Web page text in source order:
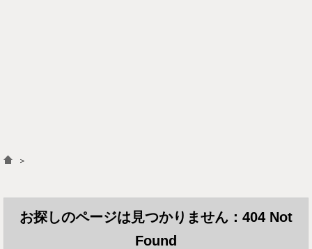
＞
お探しのページは見つかりません：404 Not
Found